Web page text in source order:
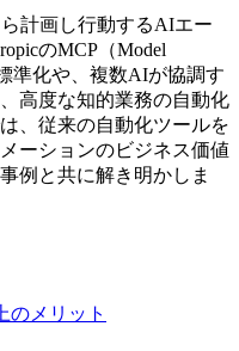
計画し行動するAIエー
のMCP（Model
準化や、複数AIが協調す
高度な知的業務の自動化
、従来の自動化ツールを
ーションのビジネス価値
例と共に解き明かしま
のメリット